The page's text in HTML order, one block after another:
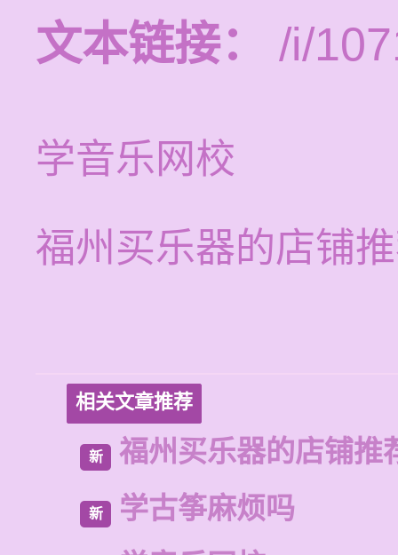
文本链接：
/i/
学音乐网校
福州买乐器的店铺
相关文章推荐
新 福州买乐器的店铺推
新
学古筝麻烦吗